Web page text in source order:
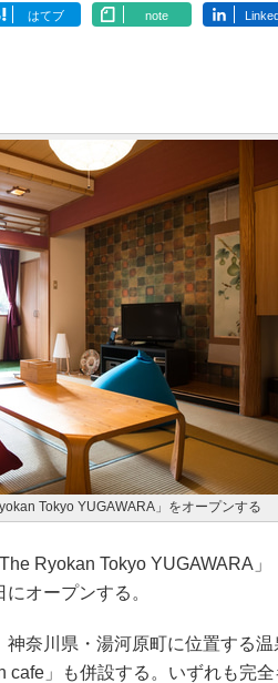
はてブ note
Tokyo YUGAWARA」をオープンする
Ryokan Tokyo YUGAWARA」
オープンする。
奈川県・湯河原町に位置する温
cafe」も併設する。いずれも完